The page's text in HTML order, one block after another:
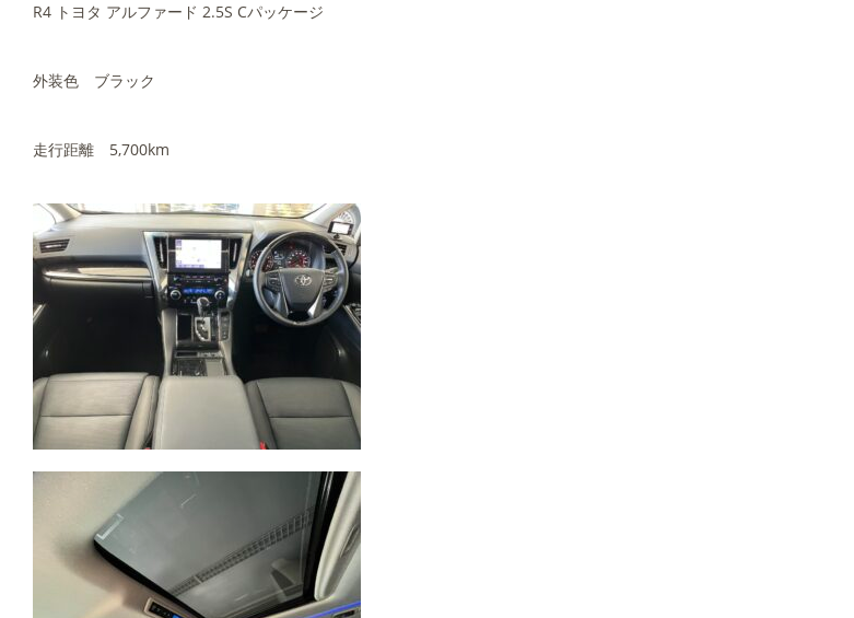
R4 トヨタ アルファード 2.5S Cパッケージ
外装色 ブラック
走行距離 5,700km